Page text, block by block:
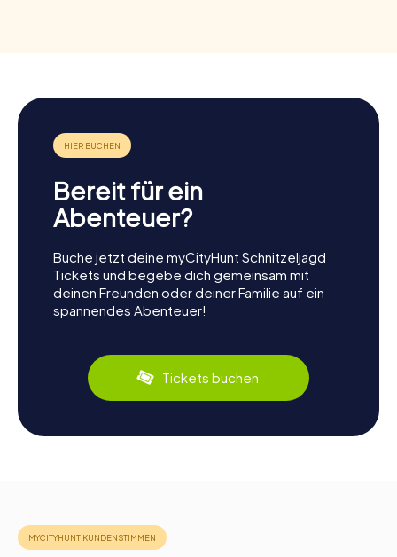
Bereit für ein
Abenteuer?
Buche jetzt deine myCityHunt Schnitzeljagd
Tickets und begebe dich gemeinsam mit
deinen Freunden oder deiner Familie auf ein
spannendes Abenteuer!
Tickets buchen